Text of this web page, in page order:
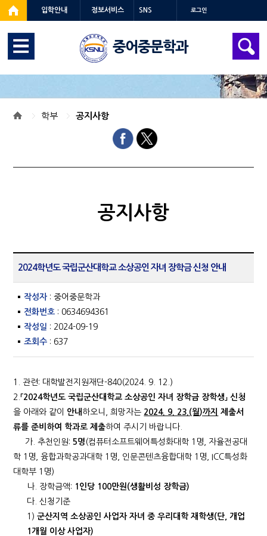
입학안내 정보서비스 SNS 로그인
중어중문학과
학부 공지사항
공지사항
2024학년도 국립군산대학교 소상공인 자녀 장학금 신청 안내
작성자 : 중어중문학과
전화번호 : 0634694361
작성일 : 2024-09-19
조회수 : 637
1. 관련: 대학발전지원재단-840(2024. 9. 12.)
2.「2024학년도 국립군산대학교 소상공인 자녀 장학금 장학생 」신청
을 아래와 같이 안내하오니, 희망자는 2024. 9. 23.(월)까지 제출서
류를 준비하여 학과로 제출하여 주시기 바랍니다.
가. 추천인원: 5명 (컴퓨터소프트웨어특성화대학 1명, 자율전공대
학 1명, 융합과학공과대학 1명, 인문콘텐츠융합대학 1명, ICC특성화
대학부 1명)
나. 장학금액: 1 인당 100만원(생활비성 장학금)
다. 신청기준
1)군산지역 소상공인 사업자 자녀 중 우리대학 재학생(단 ,개업
1개월 이상 사업자)